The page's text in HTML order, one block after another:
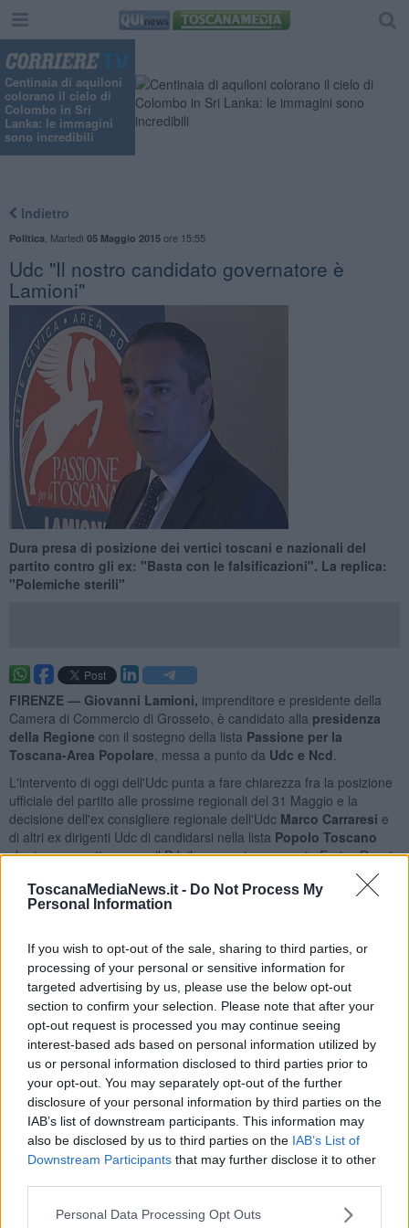
ToscanaMediaNews.it - Do Not Process My
Personal Information
If you wish to opt-out of the sale, sharing to third parties, or
processing of your personal or sensitive information for
targeted advertising by us, please use the below opt-out
section to confirm your selection. Please note that after your
opt-out request is processed you may continue seeing
interest-based ads based on personal information utilized by
us or personal information disclosed to third parties prior to
your opt-out. You may separately opt-out of the further
disclosure of your personal information by third parties on the
IAB’s list of downstream participants. This information may
also be disclosed by us to third parties on the IAB’s List of
Downstream Participants that may further disclose it to other
Personal Data Processing Opt Outs
Centinaia di aquiloni
colorano il cielo di
Colombo in Sri
Lanka: le immagini
sono incredibili
Indietro
Politica Martedì 05 Maggio 2015ore 15:55
Udc "Il nostro candidato governatore è
Lamioni"
Dura presa di posizione dei vertici toscani e nazionali del
partito contro gli ex: "Basta con le falsificazioni". La replica:
"Polemiche sterili"
FIRENZE — Giovanni Lamioni, imprenditore e presidente della
Camera di Commercio di Grosseto, è candidato alla presidenza
della Regione con il sostegno della lista Passione per la
Toscana-Area Popolare , messa a punto da Udc e Ncd
L'intervento di oggi dell'Udc punta a fare chiarezza fra la posizione
ufficiale del partito alle prossime regionali del 31 Maggio e la
decisione dell'ex consigliere regionale dell'Udc Marco Carraresi e
di altri ex dirigenti Udc di candidarsi nella lista Popolo Toscano
che invece sostiene, con il Pd, il governatore uscente Enrico Rossi
"Lamioni è una personalità autorevole, espressione del mondo
dell'impresa, già presidente della Camera di Commercio di
Grosseto e vicepresidente nazionale di Unioncamere, in grado di
riunire attorno a sé il progetto di Area Popolare e importanti
esperienze civiche - hanno dichiarato in una nota congiunta il
segretario nazionale dell’Udc Lorenzo Cesa e quello del partito
regionale Lorenzo Zirri - L'Udc, con i suoi valori e il suo simbolo, il
cui unico delegato all’utilizzo è il segretario regionale, lavorerà con
grande determinazione e convinzione a sostegno di Lamioni.Chi
sceglie altre strade lo fa a titolo del tutto personale”.
"E’ comprensibile il forte imbarazzo del consigliere Marco Carraresi
nell’appoggiare la rielezione di Rossi dopo che, nel 2010, venne
eletto nella lista dell'Udc in alternativa allo stesso Rossi - rincara la
trasformismo non può essere usata, né da lui né da alcuni altri